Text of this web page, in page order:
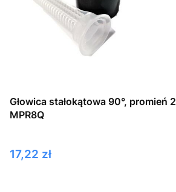
Głowica stałokątowa 90°, promień
MPR8Q
Cena
17,22 zł